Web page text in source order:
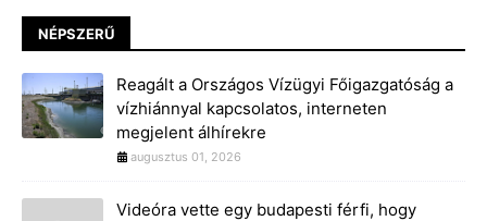
NÉPSZERŰ
Reagált a Országos Vízügyi Főigazgatóság a
vízhiánnyal kapcsolatos, interneten
megjelent álhírekre
augusztus 01, 2026
Videóra vette egy budapesti férfi, hogy